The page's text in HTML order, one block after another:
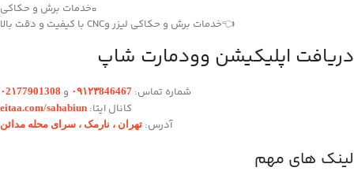
▫️خدمات برش و حکاکی
👈خدمات برش و حکاکی لیزر وCNC با کیفیت و دقت بالا
دریافت اپلیکیشن وودمارت شاپ
شماره تماس: ۰۹۱۲۳846467 و ۰2۱77901308
کانال ایتا: eitaa.com/sahabiun
آدرس: تهران ،‌ نارمک ، سرای محله مدائن
لینک های مهم